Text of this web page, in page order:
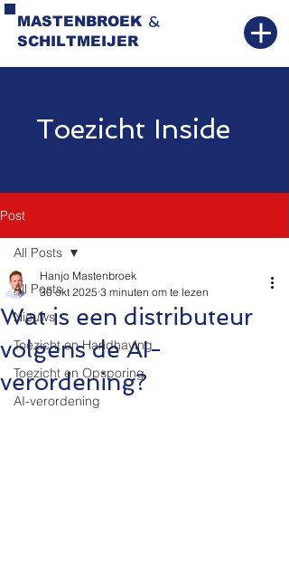
MASTENBROEK
SCHILTMEIJER
&
Toezicht Inside
Post
All Posts
Nieuws
Toezicht en Handhaving
Toezicht en Opsporing
AI-verordening
All Posts
Wat is een distributeur
volgens de AI-
verordening?
Hanjo Mastenbroek
30 okt 2025 3 minuten om te lezen